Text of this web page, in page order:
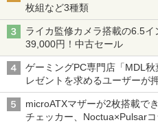
枚組など3種類
ライカ監修カメラ搭載の6.5
39,000円！中古セール
ゲーミングPC専門店「MDL
レゼントを求めるユーザーが
microATXマザーが2枚搭載で
チェッカー、Noctua×Pulsar